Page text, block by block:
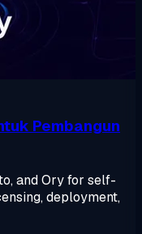
Pembangun
and Ory for self-
deployment,